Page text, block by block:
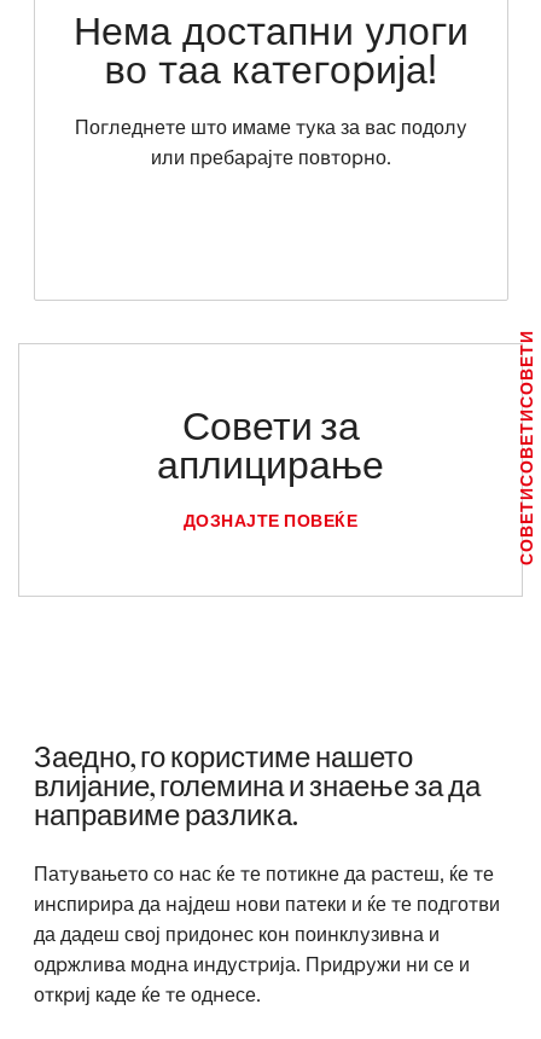
Нема достапни улоги
во таа категорија!
Погледнете што имаме тука за вас подолу
или пребарајте повторно.
Совети за
аплицирање
ДОЗНАЈТЕ ПОВЕЌЕ СОВЕТИ
СОВЕТИ
СОВЕТИ
Заедно, го користиме нашето
влијание, големина и знаење за да
направиме разлика.
Патувањето со нас ќе те потикне да растеш, ќе те
инспирира да најдеш нови патеки и ќе те подготви
да дадеш свој придонес кон поинклузивна и
одржлива модна индустрија. Придружи ни се и
откриј каде ќе те однесе.